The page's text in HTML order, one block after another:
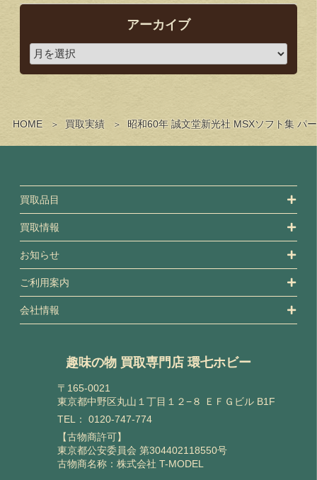
HOME 買取実績 昭和60年 誠文堂新光社 MSXソフト集 パ
アーカイブ
買取品目
買取情報
お知らせ
ご利用案内
会社情報
趣味の物 買取専門店 環七ホビー
〒165-0021
東京都中野区丸山１丁目１２−８ ＥＦＧビル B1F
TEL： 0120-747-774
【古物商許可】
東京都公安委員会 第304402118550号
古物商名称：株式会社 T-MODEL